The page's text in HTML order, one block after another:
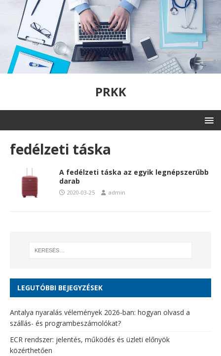
PRKK
fedélzeti táska
A fedélzeti táska az egyik legnépszerűbb
darab
2020-03-25 admin
LEGUTÓBBI BEJEGYZÉSEK
Antalya nyaralás vélemények 2026-ban: hogyan olvasd a
szállás- és programbeszámolókat?
ECR rendszer: jelentés, működés és üzleti előnyök
közérthetően